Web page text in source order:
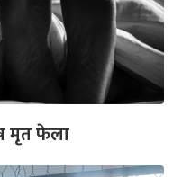
मृत फेला